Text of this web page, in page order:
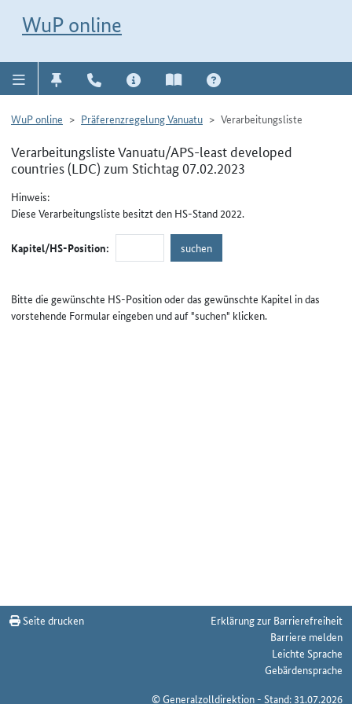
WuP online
WuP online Präferenzregelung Vanuatu Verarbeitungsliste
Verarbeitungsliste Vanuatu/APS-least developed
countries (LDC) zum Stichtag 07.02.2023
Hinweis:
Diese Verarbeitungsliste besitzt den HS-Stand 2022.
Kapitel/HS-Position:
Bitte die gewünschte HS-Position oder das gewünschte Kapitel in das
vorstehende Formular eingeben und auf "suchen" klicken.
Seite drucken
Erklärung zur Barrierefreiheit
Barriere melden
Leichte Sprache
Gebärdensprache
© Generalzolldirektion - Stand: 31.07.2026